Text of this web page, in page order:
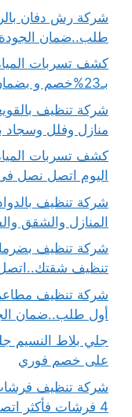
طلب..ضمان الجودة99%اتصل بنا
كشف تسربات
بـ23%خصم و بضمان الجودة100% اتصل الان
منازل وفلل وسجاد
اليوم اتصل نصل
المنازل والشقق
تنظيف شقتك..اتصل
أول طلب..ضمان الجودة100%على
على خصم فوري
4 فرشات فأكثر اتصل بنا الان